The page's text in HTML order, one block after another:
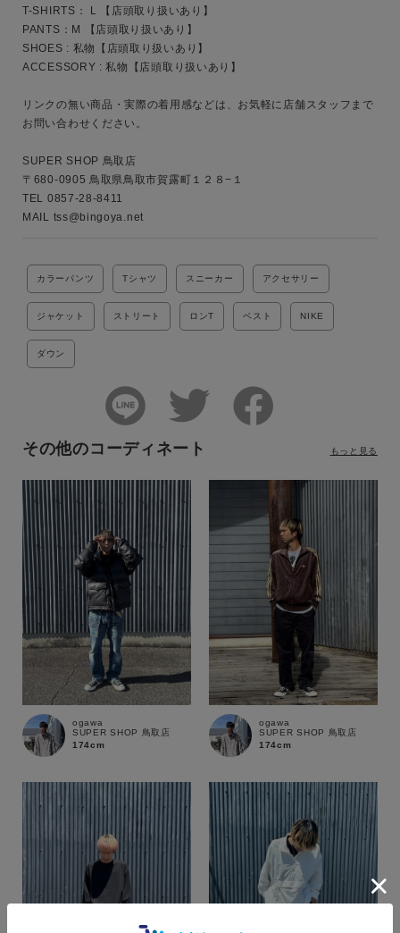
ブランド
T-SHIRTS： L 【店頭取り扱いあり】
PANTS：M 【店頭取り扱いあり】
SHOES : 私物【店頭取り扱いあり】
ACCESSORY : 私物【店頭取り扱いあり】
リンクの無い商品・実際の着用感などは、お気軽に店舗スタッフまで
お問い合わせください。
SUPER SHOP 鳥取店
〒680-0905 鳥取県鳥取市賀露町１２８−１
TEL 0857-28-8411
MAIL tss@bingoya.net
カラーパンツ Tシャツ スニーカー アクセサリー
ジャケット ストリート ロンT ベスト NIKE
ダウン
その他のコーディネート
ogawa
SUPER SHOP 鳥取店
174cm
ogawa
SUPER SHOP 鳥取店
174cm
もっと見る